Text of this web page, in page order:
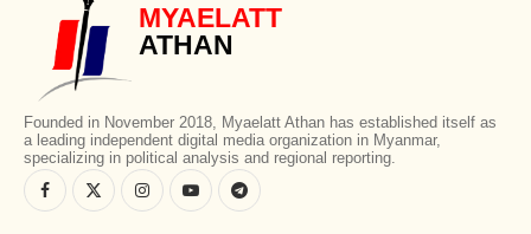
MYAELATT
ATHAN
Founded in November 2018, Myaelatt Athan has established itself as
a leading independent digital media organization in Myanmar,
specializing in political analysis and regional reporting.